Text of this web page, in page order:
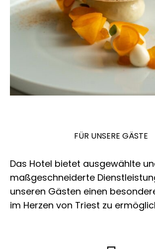
FÜR UNSERE GÄSTE
Das Hotel bietet ausgewählte
maßgeschneiderte
unseren Gästen einen
im Herzen von Triest zu